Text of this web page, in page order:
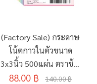
(Factory Sale) กระดาษ
โน้ตกาวในตัวขนาด
3x3นิ้ว 500แผ่น ตราช้าง
รุ่น Melody
88.00 ฿ 140.00 ฿